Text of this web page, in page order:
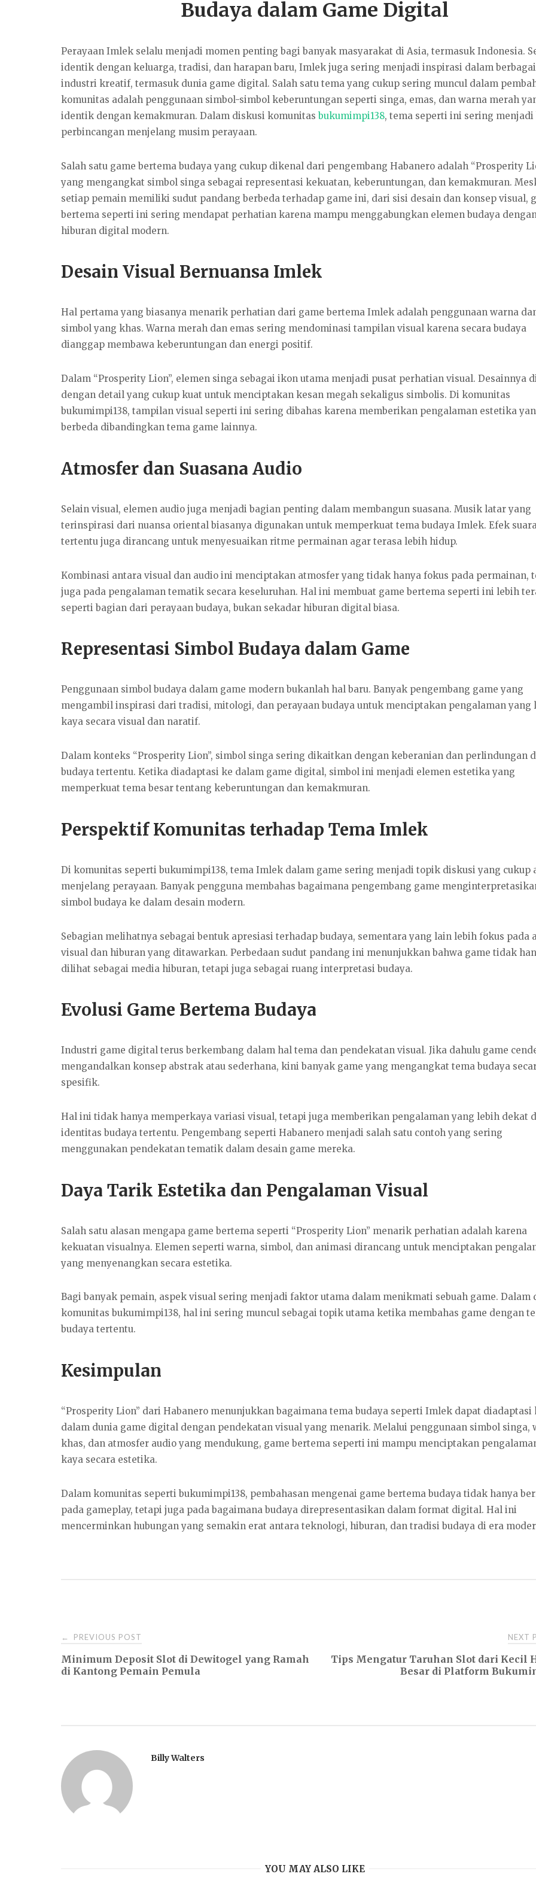
Budaya dalam Game Digital
Perayaan Imlek selalu menjadi momen penting bagi banyak masyarakat di Asia, termasuk Indonesia.
identik dengan keluarga, tradisi, dan harapan baru, Imlek juga sering menjadi inspirasi dalam berbagai
industri kreatif, termasuk dunia game digital. Salah satu tema yang cukup sering muncul dalam
komunitas adalah penggunaan simbol-simbol keberuntungan seperti singa, emas, dan warna merah
identik dengan kemakmuran. Dalam diskusi komunitasbukumimpi138, tema seperti ini sering menjadi
perbincangan menjelang musim perayaan.
Salah satu game bertema budaya yang cukup dikenal dari pengembang Habanero adalah “Prosperity
yang mengangkat simbol singa sebagai representasi kekuatan, keberuntungan, dan kemakmuran.
setiap pemain memiliki sudut pandang berbeda terhadap game ini, dari sisi desain dan konsep visual,
bertema seperti ini sering mendapat perhatian karena mampu menggabungkan elemen budaya dengan
hiburan digital modern.
Desain Visual Bernuansa Imlek
Hal pertama yang biasanya menarik perhatian dari game bertema Imlek adalah penggunaan warna
simbol yang khas. Warna merah dan emas sering mendominasi tampilan visual karena secara budaya
dianggap membawa keberuntungan dan energi positif.
Dalam “Prosperity Lion”, elemen singa sebagai ikon utama menjadi pusat perhatian visual. Desainnya
dengan detail yang cukup kuat untuk menciptakan kesan megah sekaligus simbolis. Di komunitas
bukumimpi138, tampilan visual seperti ini sering dibahas karena memberikan pengalaman estetika
berbeda dibandingkan tema game lainnya.
Atmosfer dan Suasana Audio
Selain visual, elemen audio juga menjadi bagian penting dalam membangun suasana. Musik latar yang
terinspirasi dari nuansa oriental biasanya digunakan untuk memperkuat tema budaya Imlek. Efek
tertentu juga dirancang untuk menyesuaikan ritme permainan agar terasa lebih hidup.
Kombinasi antara visual dan audio ini menciptakan atmosfer yang tidak hanya fokus pada permainan,
juga pada pengalaman tematik secara keseluruhan. Hal ini membuat game bertema seperti ini lebih
seperti bagian dari perayaan budaya, bukan sekadar hiburan digital biasa.
Representasi Simbol Budaya dalam Game
Penggunaan simbol budaya dalam game modern bukanlah hal baru. Banyak pengembang game yang
mengambil inspirasi dari tradisi, mitologi, dan perayaan budaya untuk menciptakan pengalaman yang
kaya secara visual dan naratif.
Dalam konteks “Prosperity Lion”, simbol singa sering dikaitkan dengan keberanian dan perlindungan
budaya tertentu. Ketika diadaptasi ke dalam game digital, simbol ini menjadi elemen estetika yang
memperkuat tema besar tentang keberuntungan dan kemakmuran.
Perspektif Komunitas terhadap Tema Imlek
Di komunitas seperti bukumimpi138, tema Imlek dalam game sering menjadi topik diskusi yang cukup
menjelang perayaan. Banyak pengguna membahas bagaimana pengembang game
simbol budaya ke dalam desain modern.
Sebagian melihatnya sebagai bentuk apresiasi terhadap budaya, sementara yang lain lebih fokus pada
visual dan hiburan yang ditawarkan. Perbedaan sudut pandang ini menunjukkan bahwa game tidak
dilihat sebagai media hiburan, tetapi juga sebagai ruang interpretasi budaya.
Evolusi Game Bertema Budaya
Industri game digital terus berkembang dalam hal tema dan pendekatan visual. Jika dahulu game
mengandalkan konsep abstrak atau sederhana, kini banyak game yang mengangkat tema budaya
spesifik.
Hal ini tidak hanya memperkaya variasi visual, tetapi juga memberikan pengalaman yang lebih dekat
identitas budaya tertentu. Pengembang seperti Habanero menjadi salah satu contoh yang sering
menggunakan pendekatan tematik dalam desain game mereka.
Daya Tarik Estetika dan Pengalaman Visual
Salah satu alasan mengapa game bertema seperti “Prosperity Lion” menarik perhatian adalah karena
kekuatan visualnya. Elemen seperti warna, simbol, dan animasi dirancang untuk menciptakan
yang menyenangkan secara estetika.
Bagi banyak pemain, aspek visual sering menjadi faktor utama dalam menikmati sebuah game. Dalam
komunitas bukumimpi138, hal ini sering muncul sebagai topik utama ketika membahas game dengan
budaya tertentu.
Kesimpulan
“Prosperity Lion” dari Habanero menunjukkan bagaimana tema budaya seperti Imlek dapat diadaptasi
dalam dunia game digital dengan pendekatan visual yang menarik. Melalui penggunaan simbol singa,
khas, dan atmosfer audio yang mendukung, game bertema seperti ini mampu menciptakan
kaya secara estetika.
Dalam komunitas seperti bukumimpi138, pembahasan mengenai game bertema budaya tidak hanya
pada gameplay, tetapi juga pada bagaimana budaya direpresentasikan dalam format digital. Hal ini
mencerminkan hubungan yang semakin erat antara teknologi, hiburan, dan tradisi budaya di era
Post
navigation
← PREVIOUS POST
Minimum Deposit Slot di Dewitogel yang Ramah
di Kantong Pemain Pemula
NEXT
Tips Mengatur Taruhan Slot dari Kecil
Besar di Platform
Billy Walters
YOU MAY ALSO LIKE